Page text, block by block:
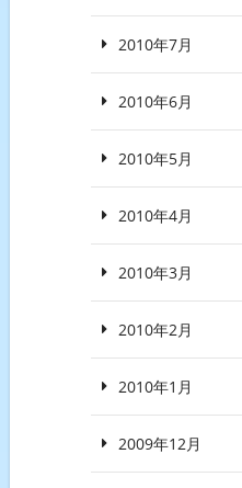
2010年7月
2010年6月
2010年5月
2010年4月
2010年3月
2010年2月
2010年1月
2009年12月